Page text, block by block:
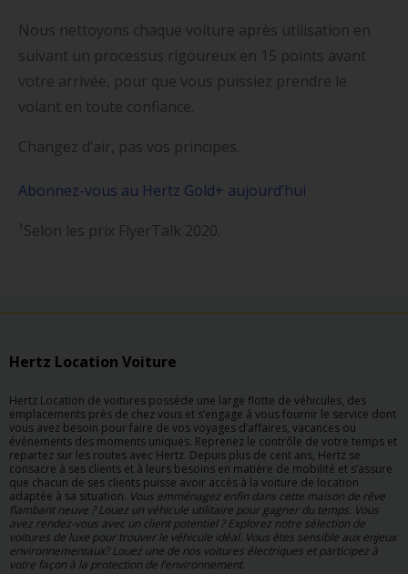
Nous nettoyons chaque voiture après utilisation en
suivant un processus rigoureux en 15 points avant
votre arrivée, pour que vous puissiez prendre le
volant en toute confiance.
Changez d’air, pas vos principes.
Abonnez-vous au Hertz Gold+ aujourd’hui
¹Selon les prix FlyerTalk 2020.
Hertz Location Voiture
Hertz Location de voitures possède une large flotte de véhicules, des
emplacements près de chez vous et s’engage à vous fournir le service dont
vous avez besoin pour faire de vos voyages d’affaires, vacances ou
événements des moments uniques. Reprenez le contrôle de votre temps et
repartez sur les routes avec Hertz. Depuis plus de cent ans, Hertz se
consacre à ses clients et à leurs besoins en matière de mobilité et s’assure
que chacun de ses clients puisse avoir accès à la voiture de location
adaptée à sa situation. Vous emménagez enfin dans cette maison de rêve
flambant neuve ? Louez un véhicule utilitaire pour gagner du temps. Vous
avez rendez-vous avec un client potentiel ? Explorez notre sélection de
voitures de luxe pour trouver le véhicule idéal. Vous êtes sensible aux enjeux
environnementaux? Louez une de nos voitures électriques et participez à
votre façon à la protection de l’environnement.